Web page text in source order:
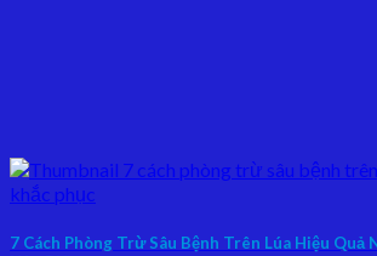
7 Cách Phòng Trừ Sâu Bệnh Trên Lúa Hiệu Quả